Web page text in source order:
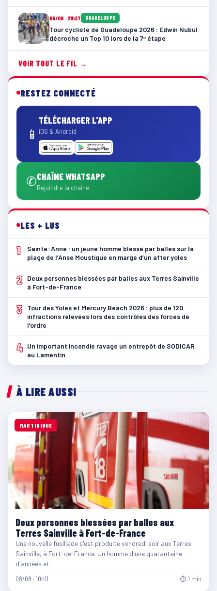
06/08 · 21h27 GUADELOUPE
Tour cycliste de Guadeloupe 2026 : Edwin Nubul
décroche un Top 10 lors de la 7ᵉ étape
VOIR TOUT LE FIL →
RESTEZ CONNECTÉ
📱
TÉLÉCHARGER L'APP
iOS & Android
✆CHAÎNE WHATSAPP
Rejoindre la chaîne
LES + LUS
1
Sainte-Anne : un jeune homme blessé par balles sur la
plage de l’Anse Moustique en marge d’un after yoles
2
Deux personnes blessées par balles aux Terres Sainville
à Fort-de-France
3
Tour des Yoles et Mercury Beach 2026 : plus de 120
infractions relevées lors des contrôles des forces de
l’ordre
4 Un important incendie ravage un entrepôt de SODICAR
au Lamentin
À LIRE AUSSI
MARTINIQUE
Deux personnes blessées par balles aux
Terres Sainville à Fort-de-France
Une nouvelle fusillade s'est produite vendredi soir aux Terres
Sainville, à Fort-de-France. Un homme d'une quarantaine
d'années et…
08/08 · 10h11 ⏱ 1 min